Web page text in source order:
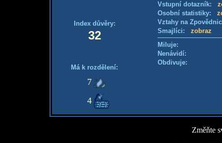
Index důvěry:
32
Má k rozdělení:
7
4
Vstupní dotazník:
Osobní statistiky:
Vztahy na
Smajlíci: zobraz
Miluje:
Nenávidí:
Obdivuje:
Změňte